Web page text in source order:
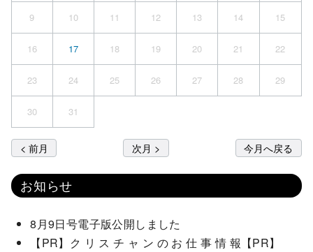
9 10 11 12 13 14 15
16 17 18 19 20 21 22
23 24 25 26 27 28 29
30 31
< 前月 次月 > 今月へ戻る
お知らせ
8月9日号電子版公開しました
【PR】ク リ ス チ ャ ン の お 仕 事 情 報【PR】